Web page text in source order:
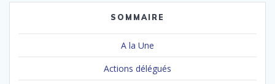
SOMMAIRE
A la Une
Actions délégués